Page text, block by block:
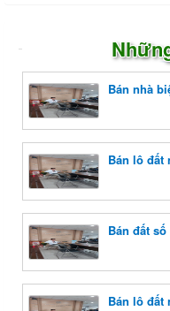
Bán nhà
Bán lô đất
Bán đất
Bán lô đất